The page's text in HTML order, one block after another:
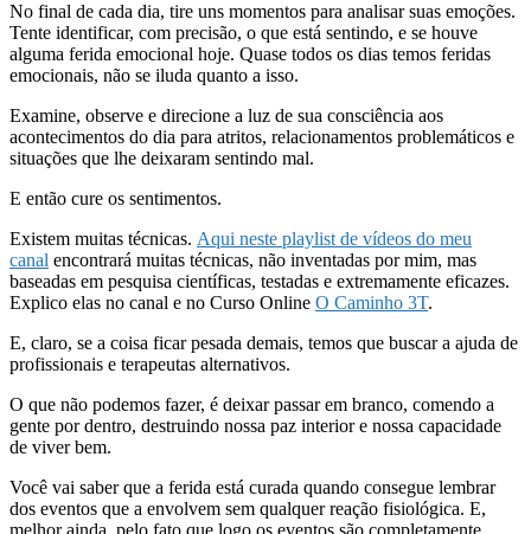
No final de cada dia, tire uns momentos para analisar suas emoções.
Tente identificar, com precisão, o que está sentindo, e se houve
alguma ferida emocional hoje. Quase todos os dias temos feridas
emocionais, não se iluda quanto a isso.
Examine, observe e direcione a luz de sua consciência aos
acontecimentos do dia para atritos, relacionamentos problemáticos e
situações que lhe deixaram sentindo mal.
E então cure os sentimentos.
Existem muitas técnicas. Aqui neste playlist de vídeos do meu
canal encontrará muitas técnicas, não inventadas por mim, mas
baseadas em pesquisa científicas, testadas e extremamente eficazes.
Explico elas no canal e no Curso Online O Caminho 3T.
E, claro, se a coisa ficar pesada demais, temos que buscar a ajuda de
profissionais e terapeutas alternativos.
O que não podemos fazer, é deixar passar em branco, comendo a
gente por dentro, destruindo nossa paz interior e nossa capacidade
de viver bem.
Você vai saber que a ferida está curada quando consegue lembrar
dos eventos que a envolvem sem qualquer reação fisiológica. E,